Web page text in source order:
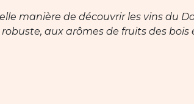
manière de découvrir les vins du
aux arômes de fruits des bois